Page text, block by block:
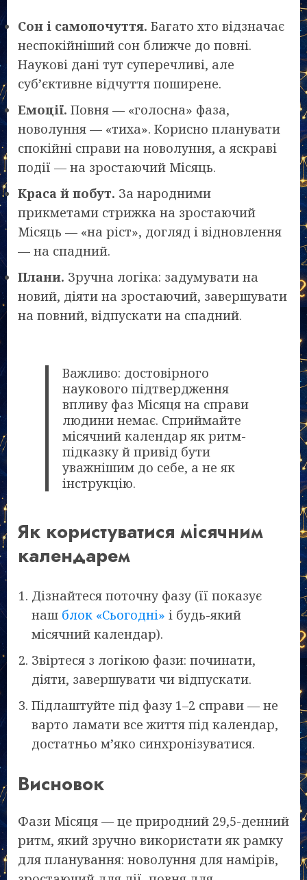
Сон і самопочуття. Багато хто відзначає
неспокійніший сон ближче до повні.
Наукові дані тут суперечливі, але
суб’єктивне відчуття поширене.
Емоції. Повня — «голосна» фаза,
новолуння — «тиха». Корисно планувати
спокійні справи на новолуння, а яскраві
події — на зростаючий Місяць.
Краса й побут. За народними
прикметами стрижка на зростаючий
Місяць — «на ріст», догляд і відновлення
— на спадний.
Плани. Зручна логіка: задумувати на
новий, діяти на зростаючий, завершувати
на повний, відпускати на спадний.
Важливо: достовірного
наукового підтвердження
впливу фаз Місяця на справи
людини немає. Сприймайте
місячний календар як ритм-
підказку й привід бути
уважнішим до себе, а не як
інструкцію.
Як користуватися місячним
календарем
Дізнайтеся поточну фазу (її показує
наш блок «Сьогодні» і будь-який
місячний календар).
Звіртеся з логікою фази: починати,
діяти, завершувати чи відпускати.
Підлаштуйте під фазу 1–2 справи — не
варто ламати все життя під календар,
достатньо м’яко синхронізуватися.
Висновок
Фази Місяця — це природний 29,5-денний
ритм, який зручно використати як рамку
для планування: новолуння для намірів,